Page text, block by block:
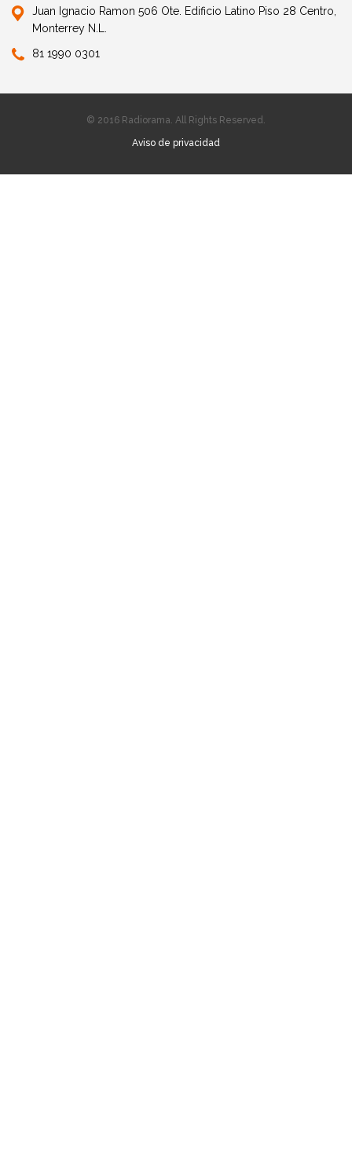
Juan Ignacio Ramon 506 Ote. Edificio Latino Piso 28 Centro,
Monterrey N.L.
81 1990 0301
© 2016 Radiorama. All Rights Reserved.
Aviso de privacidad